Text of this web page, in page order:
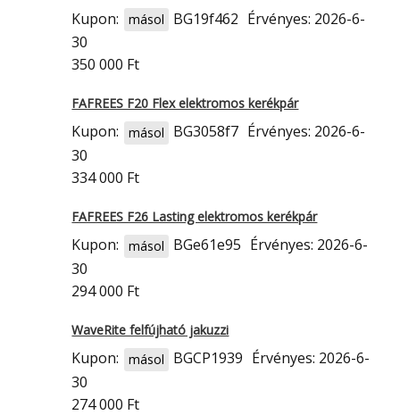
Kupon: másol BG19f462 Érvényes: 2026-6-
30
350 000 Ft
FAFREES F20 Flex elektromos kerékpár
Kupon: másol BG3058f7 Érvényes: 2026-6-
30
334 000 Ft
FAFREES F26 Lasting elektromos kerékpár
Kupon: másol BGe61e95 Érvényes: 2026-6-
30
294 000 Ft
WaveRite felfújható jakuzzi
Kupon: másol BGCP1939 Érvényes: 2026-6-
30
274 000 Ft